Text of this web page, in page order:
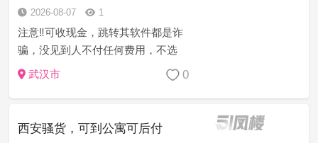
2026-08-07 1
注意‼️可收现金，跳转其软件都是诈
骗，没见到人不付任何费用，不选
人，没有客服，都是妹妹自己聊，没
第三方联系方式也是诈骗，由于骗子
武汉市 0
西安骚货，可到公寓可后付